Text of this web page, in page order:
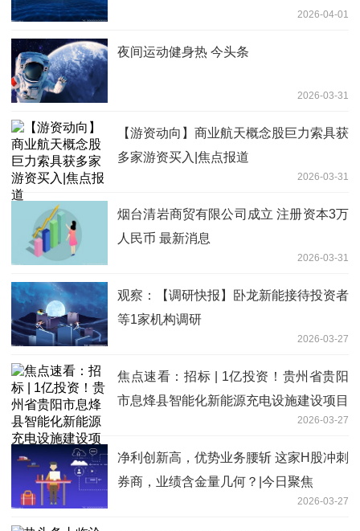
2026-04-01
夜间运动健身热 今头条
2026-03-31
【游资动向】商业航天概念股巨力索具获
多家游资买入|焦点报道
2026-03-31
烟台清岩商贸有限公司成立 注册资本3万
人民币 最新消息
2026-03-31
观察：【调研快报】卧龙新能接待投资者
等1家机构调研
2026-03-27
焦点速看：招标 | 1亿投资！贵州省贵阳
市息烽县智能化新能源充电设施建设项目
2026-03-27
净利创新高，优势业务腰斩 这家H股冲刺
券商，业绩含金量几何？|今日聚焦
2026-03-27